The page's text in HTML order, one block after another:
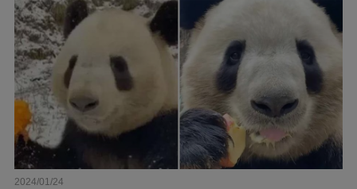
2024/01/24